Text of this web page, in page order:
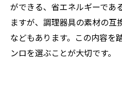
ができる、省エネルギーであ
ますが、調理器具の素材の互
などもあります。この内容を
ンロを選ぶことが大切です。